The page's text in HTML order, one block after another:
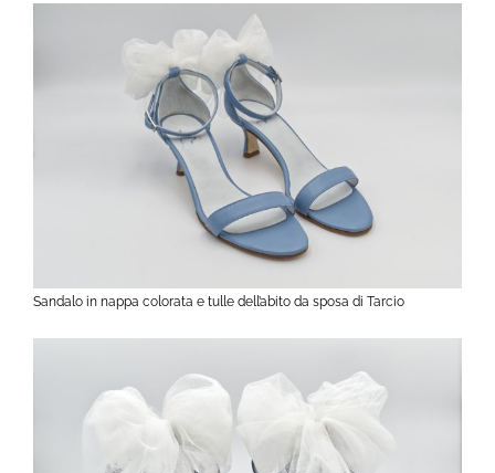
Sandalo in nappa colorata e tulle dell’abito da sposa di Tarcio